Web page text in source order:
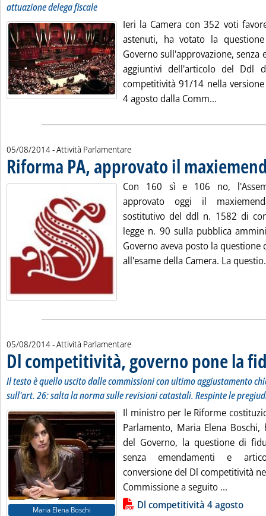
attuazione delega fiscale
Ieri la Camera con 352 voti
astenuti, ha votato la
Governo sull'approvazione,
aggiuntivi dell'articolo del Ddl
competitività 91/14 nella
4 agosto dalla Comm...
05/08/2014- Attività Parlamentare
Riforma PA, approvato il
Con 160 sì e 106 no,
approvato oggi il
sostitutivo del ddl n. 1582 di
legge n. 90 sulla pubblica
Governo aveva posto la
all'esame della Camera. La
05/08/2014- Attività Parlamentare
Dl competitività, governo pone la
Il testo è quello uscito dalle commissioni con ultimo aggiustamento
sull'art. 26: salta la norma sulle revisioni catastali. Respinte le
Maria Elena Boschi
Il ministro per le Riforme
Parlamento, Maria Elena
del Governo, la questione di
senza emendamenti e
conversione del Dl competitività
Commissione a seguito ...
Lista allegati PDF alla notiziaDl competitività 4 agosto